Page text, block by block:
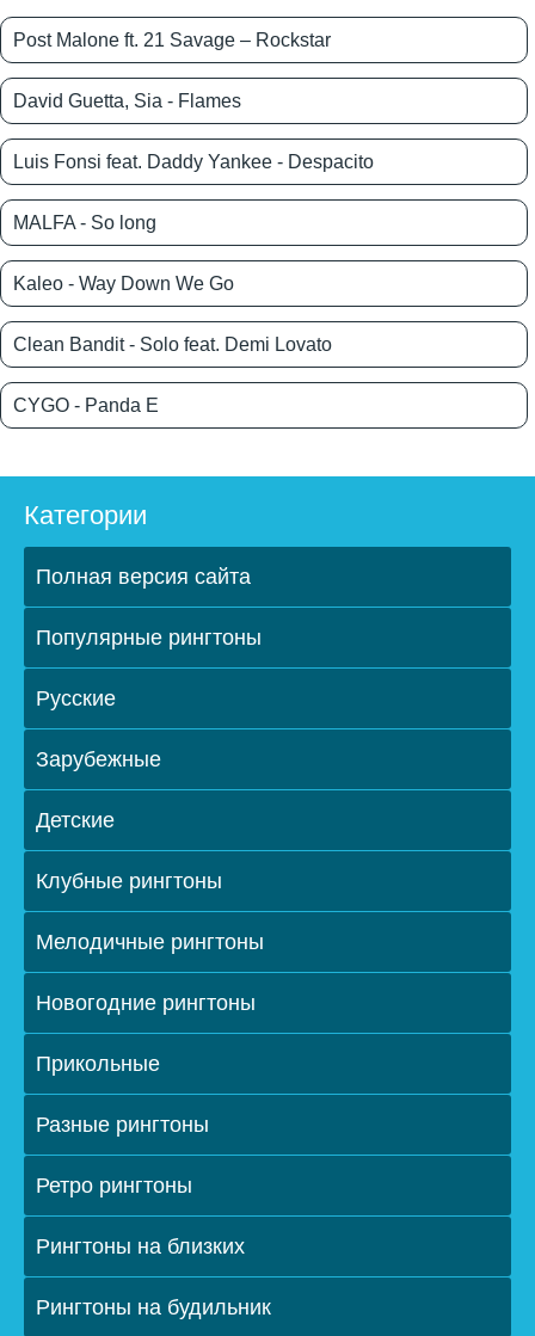
Post Malone ft. 21 Savage – Rockstar
David Guetta, Sia - Flames
Luis Fonsi feat. Daddy Yankee - Despacito
MALFA - So long
Kaleo - Way Down We Go
Clean Bandit - Solo feat. Demi Lovato
CYGO - Panda E
Категории
Полная версия сайта
Популярные рингтоны
Русские
Зарубежные
Детские
Клубные рингтоны
Мелодичные рингтоны
Новогодние рингтоны
Прикольные
Разные рингтоны
Ретро рингтоны
Рингтоны на близких
Рингтоны на будильник